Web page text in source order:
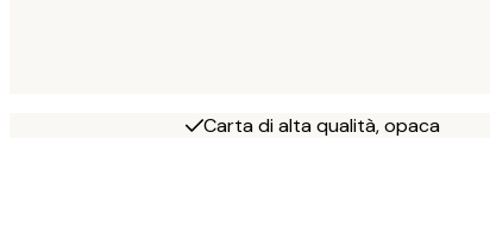
Carta di alta qualità, opaca